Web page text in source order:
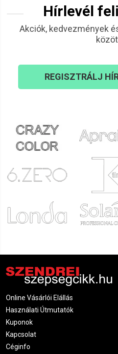
Hírlevél
Akciók, kedvezmények
REGISZTRÁLJ
Online Vásárlói Elállás
Használati Útmutatók
Kuponok
Kapcsolat
Céginfo